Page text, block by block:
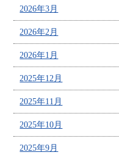
2026年3月
2026年2月
2026年1月
2025年12月
2025年11月
2025年10月
2025年9月